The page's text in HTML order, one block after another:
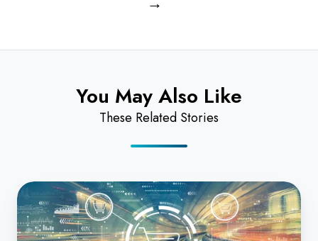
You May Also Like
These Related Stories
Interview:
Mark
Herten